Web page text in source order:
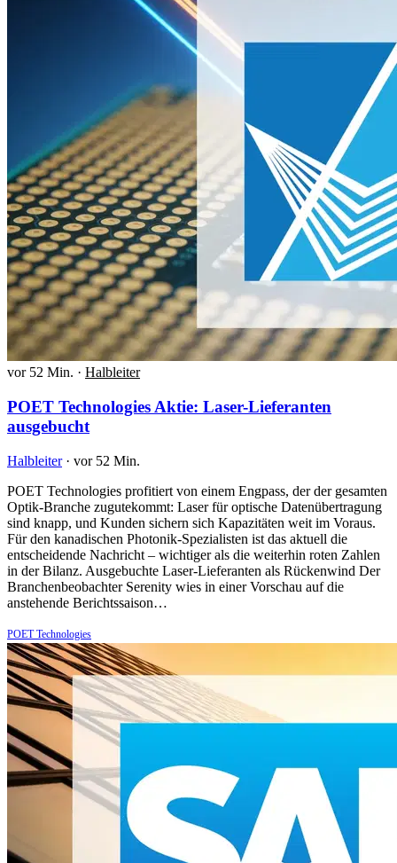
vor 52 Min. · Halbleiter
POET Technologies Aktie: Laser-Lieferanten
ausgebucht
Halbleiter · vor 52 Min.
POET Technologies profitiert von einem Engpass, der der gesamten
Optik-Branche zugutekommt: Laser für optische Datenübertragung
sind knapp, und Kunden sichern sich Kapazitäten weit im Voraus.
Für den kanadischen Photonik-Spezialisten ist das aktuell die
entscheidende Nachricht – wichtiger als die weiterhin roten Zahlen
in der Bilanz. Ausgebuchte Laser-Lieferanten als Rückenwind Der
Branchenbeobachter Serenity wies in einer Vorschau auf die
anstehende Berichtssaison…
POET Technologies